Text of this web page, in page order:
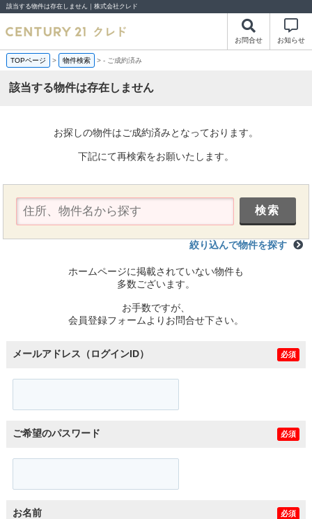
該当する物件は存在しません｜株式会社クレド
お問合せ お知らせ
TOPページ > 物件検索 >- ご成約済み
該当する物件は存在しません
お探しの物件はご成約済みとなっております。
下記にて再検索をお願いたします。
絞り込んで物件を探す
ホームページに掲載されていない物件も
多数ございます。
お手数ですが、
会員登録フォームよりお問合せ下さい。
メールアドレス（ログインID） 必須
ご希望のパスワード 必須
お名前 必須